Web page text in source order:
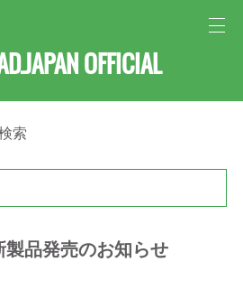
OFFICIAL
索
品発売のお知らせ